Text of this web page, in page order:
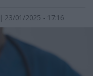
| 23/01/2025 - 17:16